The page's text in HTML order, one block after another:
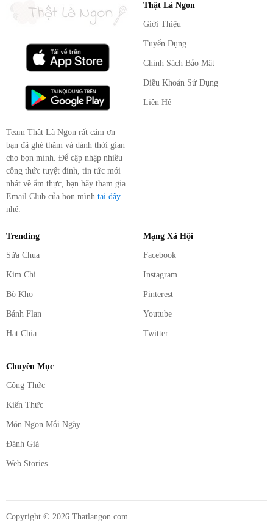
Team Thật Là Ngon rất cám ơn
bạn đã ghé thăm và dành thời gian
cho bọn mình. Để cập nhập nhiều
công thức tuyệt đỉnh, tin tức mới
nhất về ẩm thực, bạn hãy tham gia
Email Club của bọn mình tại đây
nhé.
Thật Là Ngon
Giới Thiệu
Tuyển Dụng
Chính Sách Bảo Mật
Điều Khoản Sử Dụng
Liên Hệ
Trending
Sữa Chua
Kim Chi
Bò Kho
Bánh Flan
Hạt Chia
Mạng Xã Hội
Facebook
Instagram
Pinterest
Youtube
Twitter
Chuyên Mục
Công Thức
Kiến Thức
Món Ngon Mỗi Ngày
Đánh Giá
Web Stories
Copyright © 2026 Thatlangon.com